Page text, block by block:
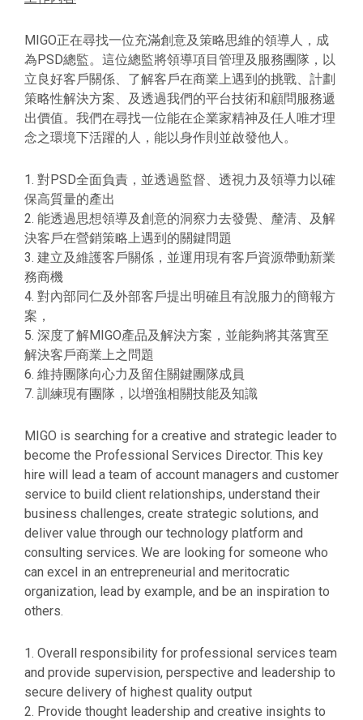
MIGO正在尋找一位充滿創意及策略思維的領導人，成
為PSD總監。這位總監將領導項目管理及服務團隊，以
立良好客戶關係、了解客戶在商業上遇到的挑戰、計劃
策略性解決方案、及透過我們的平台技術和顧問服務遞
出價值。我們在尋找一位能在企業家精神及任人唯才理
念之環境下活躍的人，能以身作則並啟發他人。
1. 對PSD全面負責，並透過監督、透視力及領導力以確
保高質量的產出
2. 能透過思想領導及創意的洞察力去發覺、釐清、及解
決客戶在營銷策略上遇到的關鍵問題
3. 建立及維護客戶關係，並運用現有客戶資源帶動新業
務商機
4. 對內部同仁及外部客戶提出明確且有說服力的簡報方
案，
5. 深度了解MIGO產品及解決方案，並能夠將其落實至
解決客戶商業上之問題
6. 維持團隊向心力及留住關鍵團隊成員
7. 訓練現有團隊，以增強相關技能及知識
MIGO is searching for a creative and strategic leader to
become the Professional Services Director. This key
hire will lead a team of account managers and customer
service to build client relationships, understand their
business challenges, create strategic solutions, and
deliver value through our technology platform and
consulting services. We are looking for someone who
can excel in an entrepreneurial and meritocratic
organization, lead by example, and be an inspiration to
others.
1. Overall responsibility for professional services team
and provide supervision, perspective and leadership to
secure delivery of highest quality output
2. Provide thought leadership and creative insights to